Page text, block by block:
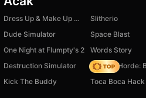
Dress Up & Make Up Models Slitherio
Dude Simulator
Space Blast
One Night at Flumpty's 2
Words Story
Destruction Simulator
Kick The Buddy
Toca Boca Hack